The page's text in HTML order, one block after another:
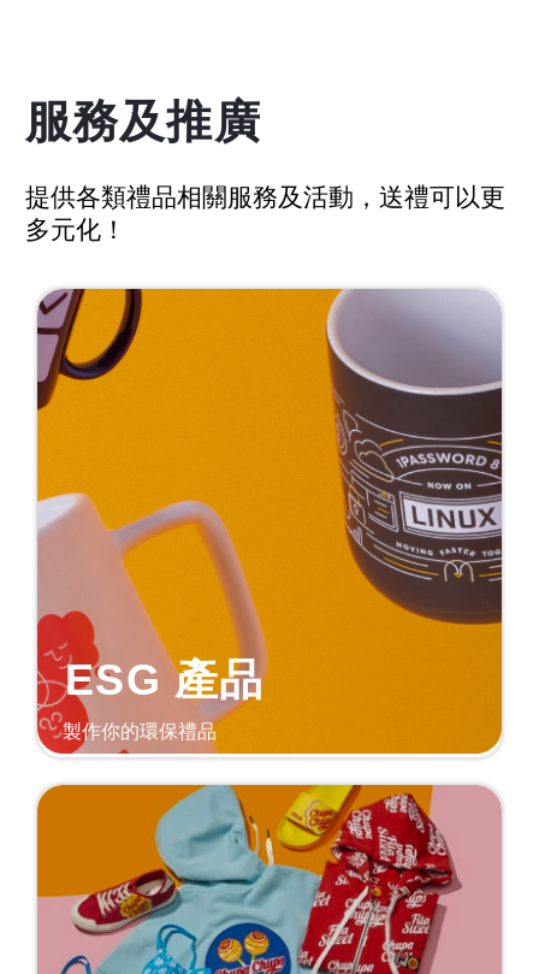
服務及推廣
提供各類禮品相關服務及活動，送禮可以更
多元化！
ESG 產品
製作你的環保禮品